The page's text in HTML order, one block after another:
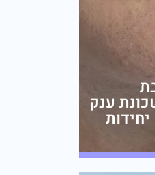
ענק
הכוללת כ-1,600 יחידות